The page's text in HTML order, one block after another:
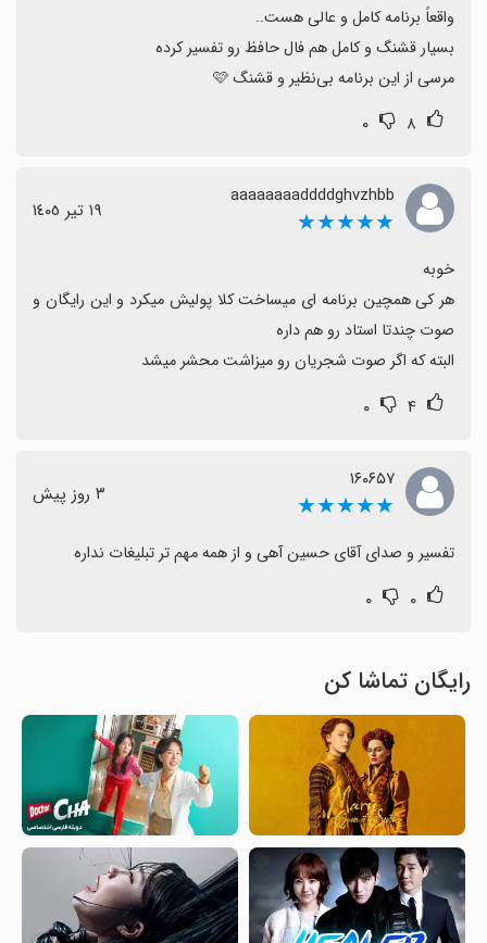
مرسی از این برنامه بی‌نظیر و قشنگ 🩷
۸ ۰
aaaaaaaaddddghvzhbb
★★★★★ ١٩ تیر ١٤٠٥
البته که اگر صوت شجریان رو میزاشت محشر میشد
۴ ۰
۱۶۰۶۵۷
★★★★★ ٣ روز پیش
تفسیر و صدای آقای حسین آهی و از همه مهم تر تبلیغات نداره
۰ ۰
رایگان تماشا کن